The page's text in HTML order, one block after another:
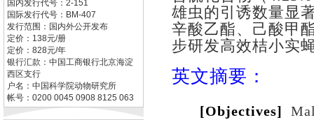
国内发行代号： 2-151
国际发行代号： BM-407
发行范围：国内外公开发布
定价： 138元/册
定价： 828元/年
银行汇款：中国工商银行北京海淀
西区支行
户名：中国科学院动物研究所
帐号：0200 0045 0908 8125 063
雄虫的引诱数量显
辛酸乙酯、己酸甲
步研发高效桔小实
英文摘要：
[Objectives]